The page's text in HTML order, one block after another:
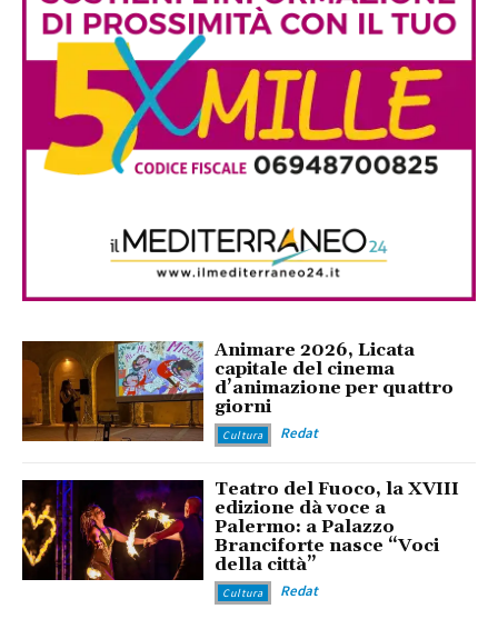
Animare 2026, Licata
capitale del cinema
d’animazione per quattro
giorni
Cultura Redat
Teatro del Fuoco, la XVIII
edizione dà voce a
Palermo: a Palazzo
Branciforte nasce “Voci
della città”
Cultura Redat